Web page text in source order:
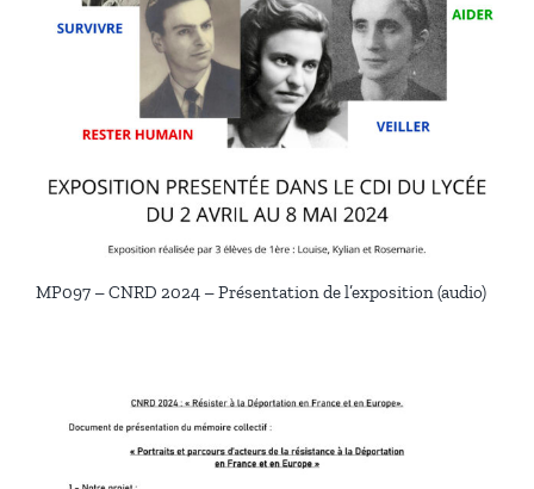
MP097 – CNRD 2024 – Présentation de l’exposition (audio)